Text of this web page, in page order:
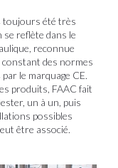
toujours été très
reflète dans le
reconnue
des normes
le marquage CE.
produits, FAAC fait
un à un, puis
possibles
être associé.